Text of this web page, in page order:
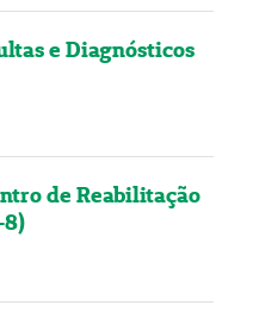
e Diagnósticos
de Reabilitação
8)